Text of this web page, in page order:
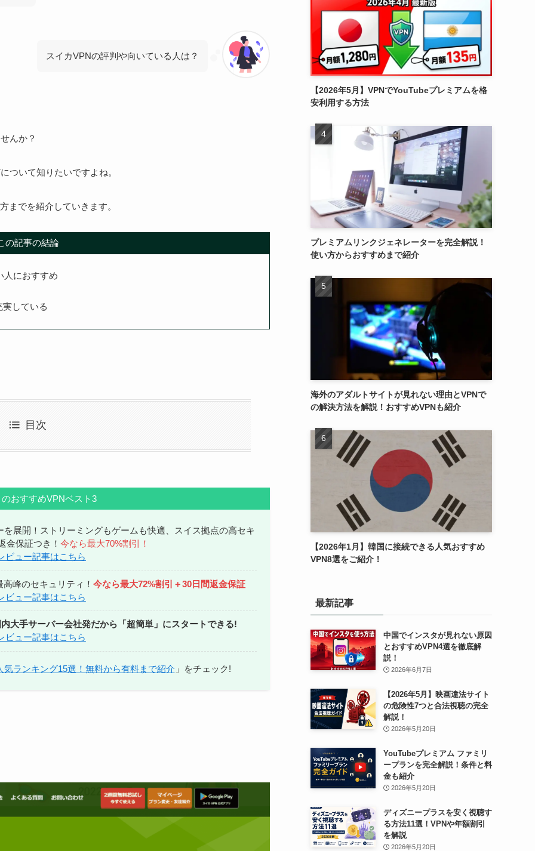
スイカVPNの評判や向いている人は？
んか？
ついて知りたいですよね。
までを紹介していきます。
の記事の結論
人におすすめ
している
目次
おすすめVPNベスト3
展開！ストリーミングもゲームも快適、スイス拠点の高セキ
金保証つき！今なら最大70%割引！
ビュー記事はこちら
高峰のセキュリティ！今なら最大72%割引＋30日間返金保証
ビュー記事はこちら
大手サーバー会社発だから「超簡単」にスタートできる!
ビュー記事はこちら
気ランキング15選！無料から有料まで紹介 」をチェック!
【2026年5月】VPNでYouTubeプレミアムを格
安利用する方法
プレミアムリンクジェネレーターを完全解説！
使い方からおすすめまで紹介
海外のアダルトサイトが見れない理由とVPNで
の解決方法を解説！おすすめVPNも紹介
【2026年1月】韓国に接続できる人気おすすめ
VPN8選をご紹介！
最新記事
中国でインスタが見れない原因
とおすすめVPN4選を徹底解
説！
2026年6月7日
【2026年5月】映画違法サイト
の危険性7つと合法視聴の完全
解説！
2026年5月20日
YouTubeプレミアム ファミリ
ープランを完全解説！条件と料
金も紹介
2026年5月20日
ディズニープラスを安く視聴す
る方法11選！VPNや年額割引
を解説
2026年5月20日